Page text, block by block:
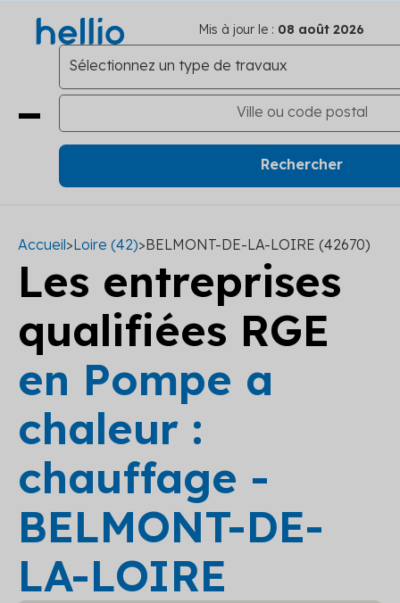
Mis à jour le : 08 août 2026
Accueil>Loire (42)>BELMONT-DE-LA-LOIRE (42670)
Les entreprises
qualifiées RGE
en Pompe a
chaleur :
chauffage -
BELMONT-DE-
LA-LOIRE